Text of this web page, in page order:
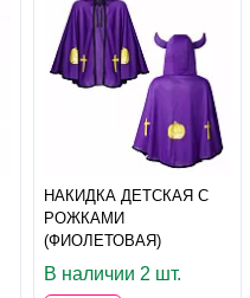
НАКИДКА ДЕТСКАЯ С
РОЖКАМИ
(ФИОЛЕТОВАЯ)
В наличии 2 шт.